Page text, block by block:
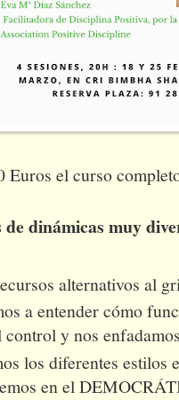
Euros el curso
de dinámicas muy
alternativos al
a entender cómo
control y nos
los diferentes estilos
en el